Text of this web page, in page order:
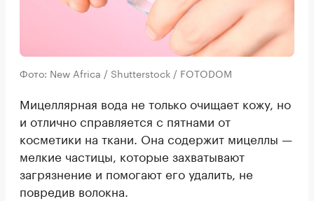
Фото: New Africa / Shutterstock / FOTODOM
Мицеллярная вода не только очищает кожу, но
и отлично справляется с пятнами от
косметики на ткани. Она содержит мицеллы —
мелкие частицы, которые захватывают
загрязнение и помогают его удалить, не
повредив волокна.